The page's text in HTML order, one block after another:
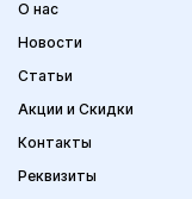
О нас
Новости
Статьи
Акции и Скидки
Контакты
Реквизиты